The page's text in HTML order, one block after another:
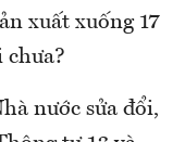
xuất xuống 17
chưa?
nước sửa đổi,